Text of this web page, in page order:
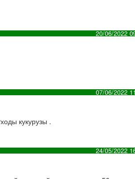
20/06/2022
07/06/2022
кукурузы .
24/05/2022